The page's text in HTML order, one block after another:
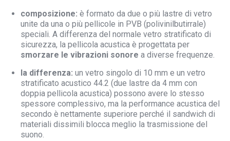
composizione: è formato da due o più lastre di vetro
unite da una o più pellicole in PVB (polivinilbutirrale)
speciali. A differenza del normale vetro stratificato di
sicurezza, la pellicola acustica è progettata per
smorzare le vibrazioni sonore a diverse frequenze.
la differenza: un vetro singolo di 10 mm e un vetro
stratificato acustico 44.2 (due lastre da 4 mm con
doppia pellicola acustica) possono avere lo stesso
spessore complessivo, ma la performance acustica del
secondo è nettamente superiore perché il sandwich di
materiali dissimili blocca meglio la trasmissione del
suono.